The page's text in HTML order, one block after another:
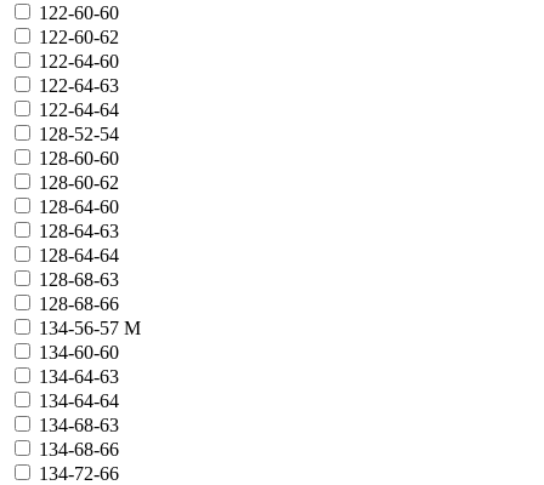
122-60-60
122-60-62
122-64-60
122-64-63
122-64-64
128-52-54
128-60-60
128-60-62
128-64-60
128-64-63
128-64-64
128-68-63
128-68-66
134-56-57 М
134-60-60
134-64-63
134-64-64
134-68-63
134-68-66
134-72-66